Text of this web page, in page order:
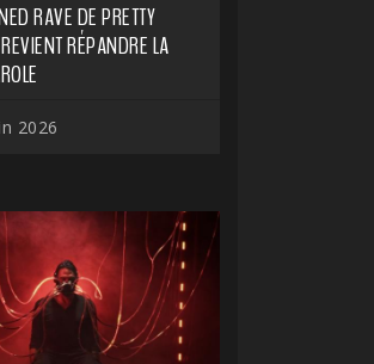
RAVE DE PRETTY
RÉPANDRE LA
2026